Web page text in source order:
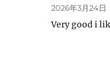
2026年3月24日
Very good i